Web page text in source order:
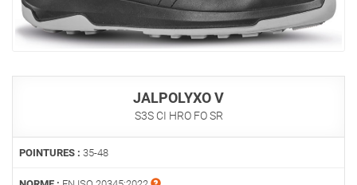
JALPOLYXO V
S3S CI HRO FO SR
POINTURES : 35-48